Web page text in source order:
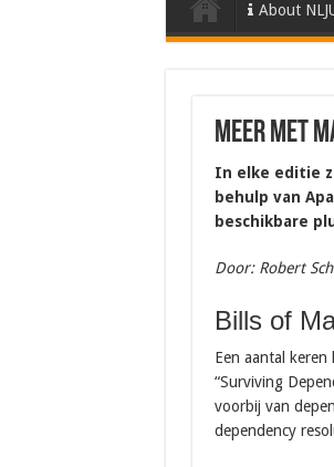
About
Meer met
In elke editie
behulp van
beschikbare
Door: Robert
Bills of
Een aantal
“Surviving
voorbij van
dependency